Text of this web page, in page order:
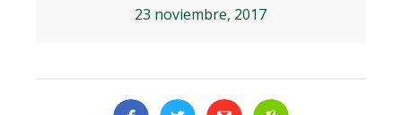
23 noviembre, 2017